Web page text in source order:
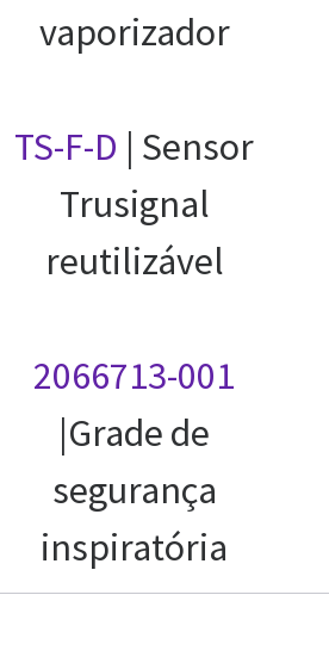
vaporizador
TS-F-D | Sensor
Trusignal
reutilizável
2066713-001
|Grade de
segurança
inspiratória